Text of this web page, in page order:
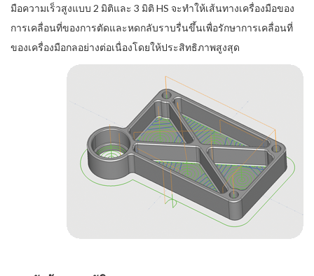
มือความเร็วสูงแบบ 2 มิติและ 3 มิติ HS จะทำให้เส้นทางเครื่องมือของ
การเคลื่อนที่ของการตัดและหดกลับราบรื่นขึ้นเพื่อรักษาการเคลื่อนที่
ของเครื่องมือกลอย่างต่อเนื่องโดยให้ประสิทธิภาพสูงสุด